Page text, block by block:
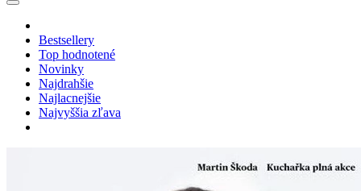
Bestsellery
Top hodnotené
Novinky
Najdrahšie
Najlacnejšie
Najvyššia zľava